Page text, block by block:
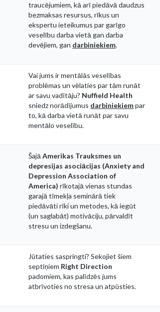
traucējumiem, kā arī piedāvā daudzus
bezmaksas resursus, rīkus un
ekspertu ieteikumus par garīgo
veselību darba vietā gan darba
devējiem, gan darbiniekiem.
Vai jums ir mentālās veselības
problēmas un vēlaties par tām runāt
ar savu vadītāju? Nuffield Health
sniedz norādījumus darbiniekiempar
to, kā darba vietā runāt par savu
mentālo veselību.
ŠajāAmerikas Trauksmes un
depresijas asociācijas (Anxiety and
Depression Association of
America) rīkotajā vienas stundas
garajā tīmekļa seminārā tiek
piedāvāti rīki un metodes, kā iegūt
(un saglabāt) motivāciju, pārvaldīt
stresu un izdegšanu.
Jūtaties saspringti? Sekojiet šiem
septiņiem Right Direction
padomiem, kas palīdzēs jums
atbrīvoties no stresa un atpūsties.